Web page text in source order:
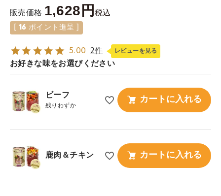
販売価格 1,628 税込
16 ポイント進呈 ]
5.00 2件 レビューを見る
お好きな味をお選びください
ビーフ
残りわずか
カートに入れる
鹿肉＆チキン カートに入れる